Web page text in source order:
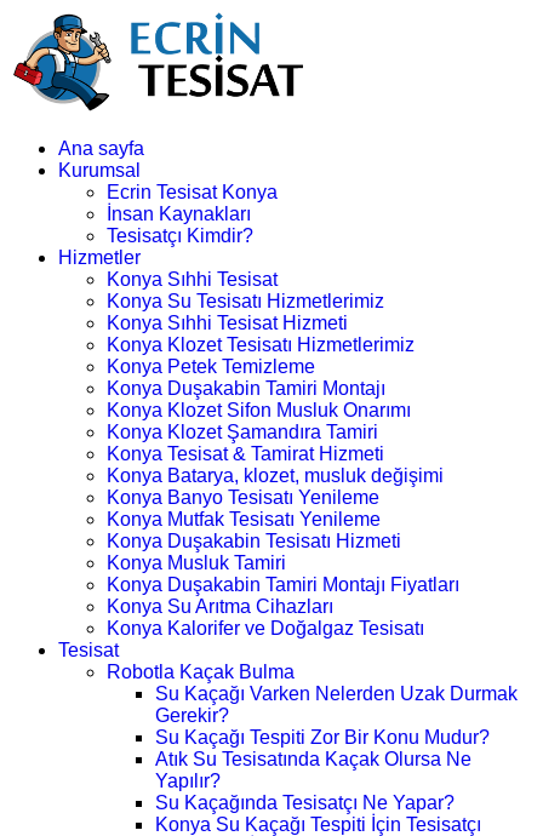
Ana sayfa
Kurumsal
Ecrin Tesisat Konya
İnsan Kaynakları
Tesisatçı Kimdir?
Hizmetler
Konya Sıhhi Tesisat
Konya Su Tesisatı Hizmetlerimiz
Konya Sıhhi Tesisat Hizmeti
Konya Klozet Tesisatı Hizmetlerimiz
Konya Petek Temizleme
Konya Duşakabin Tamiri Montajı
Konya Klozet Sifon Musluk Onarımı
Konya Klozet Şamandıra Tamiri
Konya Tesisat & Tamirat Hizmeti
Konya Batarya, klozet, musluk değişimi
Konya Banyo Tesisatı Yenileme
Konya Mutfak Tesisatı Yenileme
Konya Duşakabin Tesisatı Hizmeti
Konya Musluk Tamiri
Konya Duşakabin Tamiri Montajı Fiyatları
Konya Su Arıtma Cihazları
Konya Kalorifer ve Doğalgaz Tesisatı
Tesisat
Robotla Kaçak Bulma
Su Kaçağı Varken Nelerden Uzak Durmak
Gerekir?
Su Kaçağı Tespiti Zor Bir Konu Mudur?
Atık Su Tesisatında Kaçak Olursa Ne
Yapılır?
Su Kaçağında Tesisatçı Ne Yapar?
Konya Su Kaçağı Tespiti İçin Tesisatçı